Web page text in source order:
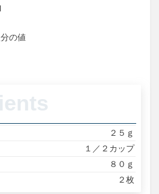
分
２５ｇ
１／２カップ
８０ｇ
２枚